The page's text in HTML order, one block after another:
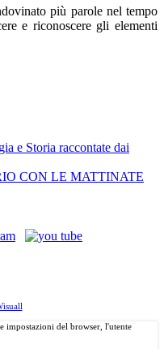
più parole nel tempo
e riconoscere gli elementi
e Storia raccontate dai
CON LE MATTINATE
impostazioni del browser, l'utente